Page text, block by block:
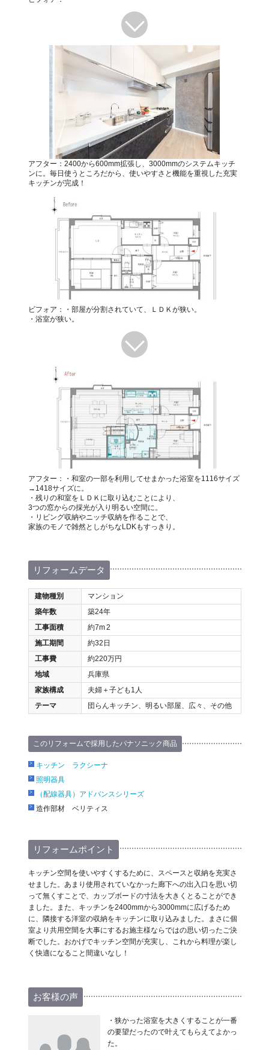
アフター：2400から600mm拡張し、3000mmのシステムキッチ
ンに。毎日使うところだから、使いやすさと機能を重視した充実
キッチンが完成！
ビフォア：・部屋が分割されていて、ＬＤＫが狭い。
・浴室が狭い。
アフター：・和室の一部を利用してせまかった浴室を1116サイズ
→1418サイズに。
・残りの和室をＬＤＫに取り込むことにより、
3つの窓からの採光が入り明るい空間に。
・リビング収納やニッチ収納を作ることで、
家族のモノで雑然としがちなLDKもすっきり。
リフォームデータ
建物種別
マンション
築年数
築24年
工事面積
約7m2
施工期間
約32日
工事費
約220万円
地域
兵庫県
家族構成
夫婦＋子ども1人
テーマ
団らんキッチン、明るい部屋、広々、その他
このリフォームで採用したパナソニック商品
キッチン ラクシーナ
照明器具
（配線器具）アドバンスシリーズ
造作部材 ベリティス
リフォームポイント
キッチン空間を使いやすくするために、スペースと収納を充実さ
せました。あまり使用されていなかった廊下への出入口を思い切
って無くすことで、カップボードの寸法を大きくとることができ
ました。また、キッチンを2400mmから3000mmに広げるため
に、隣接する洋室の収納をキッチンに取り込みました。まさに個
室より共用空間を大事にするお施主様ならではの思い切ったご決
断でした。おかげでキッチン空間が充実し、これから料理が楽し
く快適になること間違いなし！
お客様の声
・狭かった浴室を大きくすることが一番
の要望だったので叶えてもらえてよかっ
た。